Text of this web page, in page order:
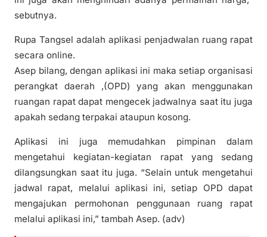
sebutnya.
Rupa Tangsel adalah aplikasi penjadwalan ruang rapat
secara online.
Asep bilang, dengan aplikasi ini maka setiap organisasi
perangkat daerah ,(OPD) yang akan menggunakan
ruangan rapat dapat mengecek jadwalnya saat itu juga
apakah sedang terpakai ataupun kosong.
Aplikasi ini juga memudahkan pimpinan dalam
mengetahui kegiatan-kegiatan rapat yang sedang
dilangsungkan saat itu juga. “Selain untuk mengetahui
jadwal rapat, melalui aplikasi ini, setiap OPD dapat
mengajukan permohonan penggunaan ruang rapat
melalui aplikasi ini,” tambah Asep. (adv)